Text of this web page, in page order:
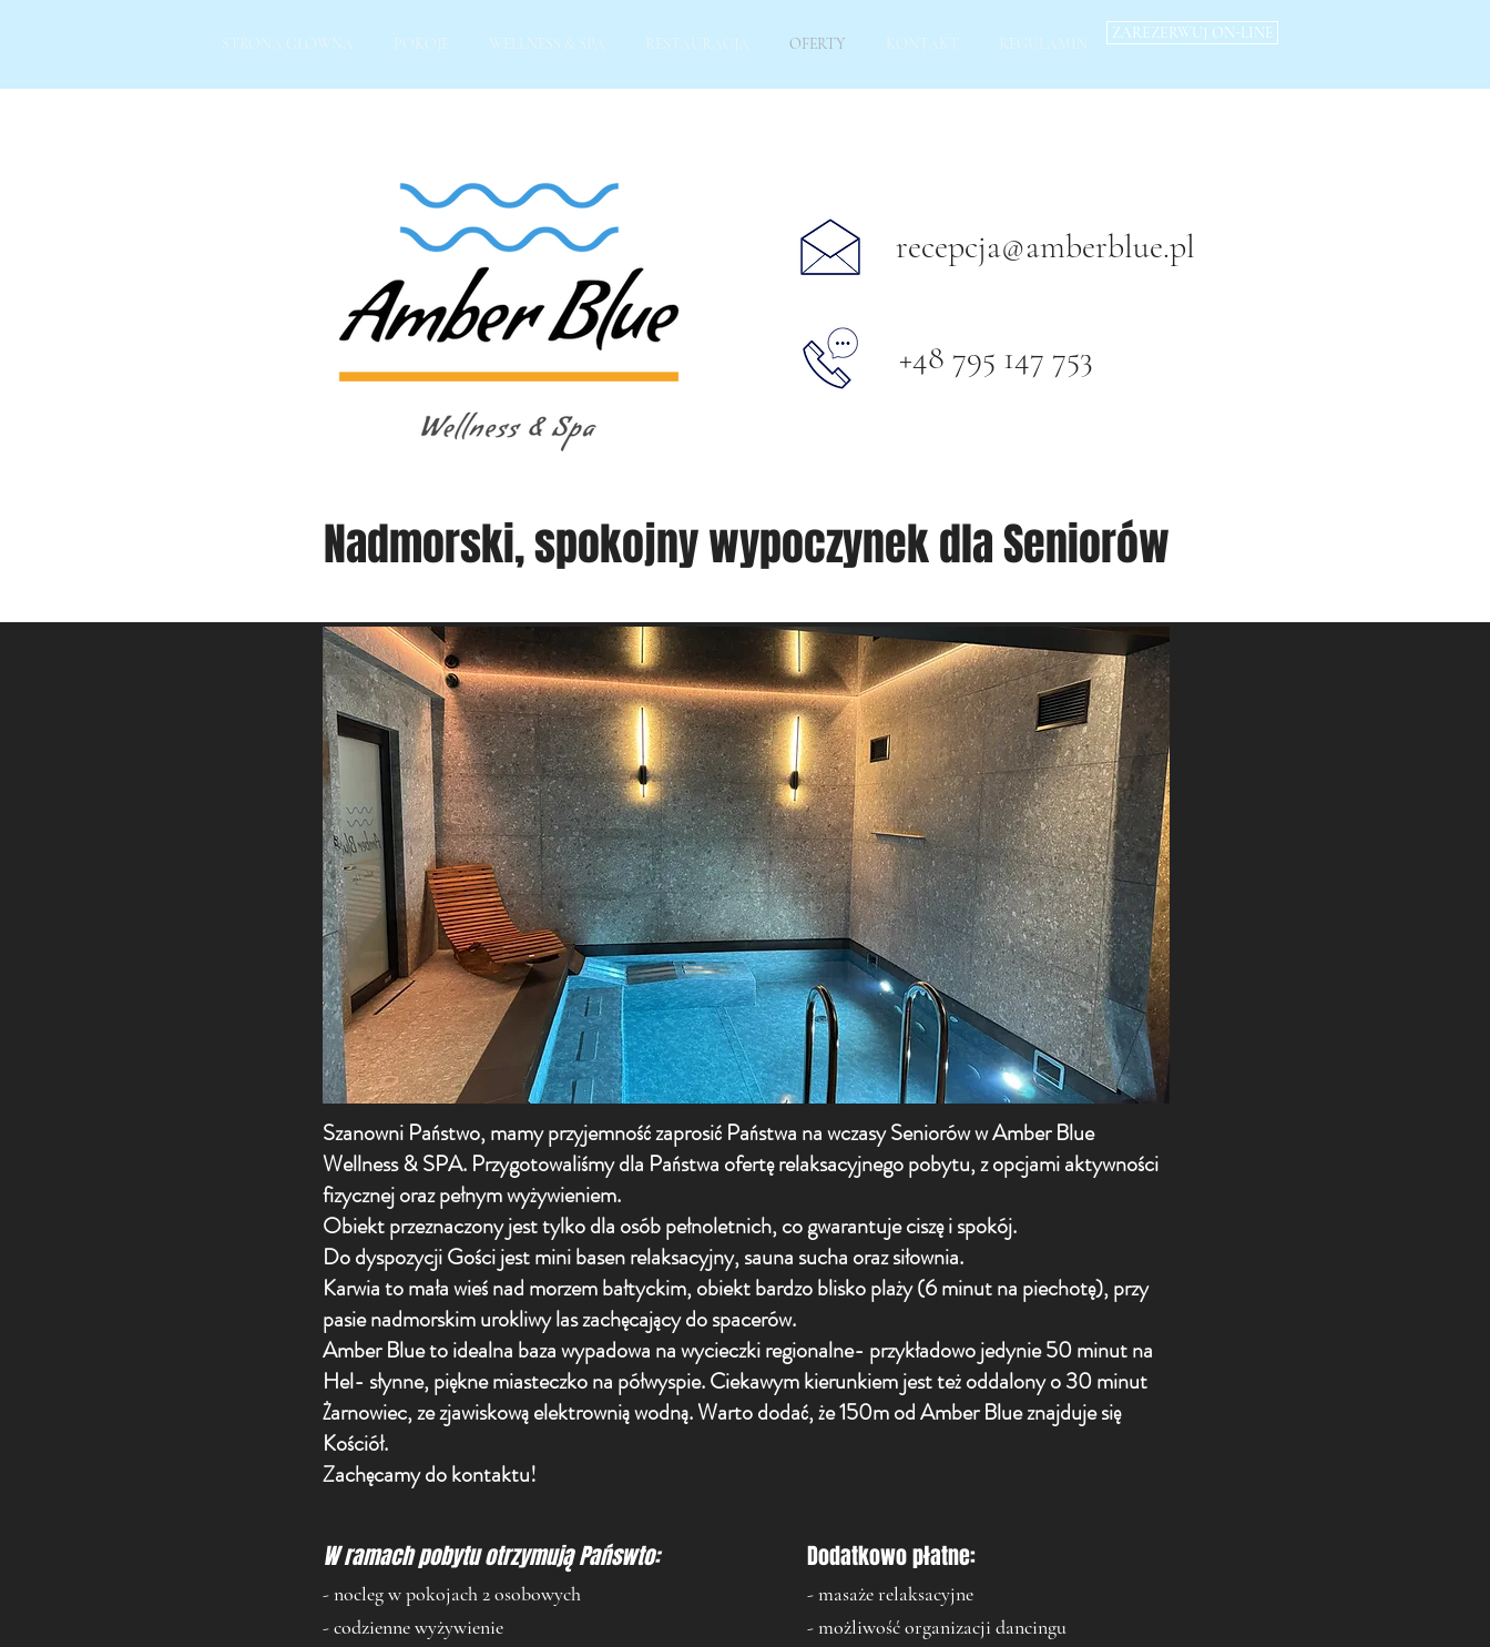
STRONA GŁÓWNA POKOJE WELLNESS & SPA RESTAURACJA OFERTY KONTAKT REGULAMIN
ZAREZERWUJ ON-LINE
recepcja@amberblue.pl
+48 795 147 753
Nadmorski, spokojny wypoczynek dla Seniorów
Szanowni Państwo, mamy przyjemność zaprosić Państwa na wczasy Seniorów w Amber Blue
Wellness & SPA. Przygotowaliśmy dla Państwa ofertę relaksacyjnego pobytu, z opcjami aktywności
fizycznej oraz pełnym wyżywieniem.
Obiekt przeznaczony jest tylko dla osób pełnoletnich, co gwarantuje ciszę i spokój.
Do dyspozycji Gości jest mini basen relaksacyjny, sauna sucha oraz siłownia.
Karwia to mała wieś nad morzem bałtyckim, obiekt bardzo blisko plaży (6 minut na piechotę), przy
pasie nadmorskim urokliwy las zachęcający do spacerów.
Amber Blue to idealna baza wypadowa na wycieczki regionalne- przykładowo jedynie 50 minut na
Hel- słynne, piękne miasteczko na półwyspie. Ciekawym kierunkiem jest też oddalony o 30 minut
Żarnowiec, ze zjawiskową elektrownią wodną. Warto dodać, że 150m od Amber Blue znajduje się
Kościół.
Zachęcamy do kontaktu!
W ramach pobytu otrzymują Pańswto:
- nocleg w pokojach 2 osobowych
- codzienne wyżywienie
Dodatkowo płatne:
- masaże relaksacyjne
- możliwość organizacji dancingu